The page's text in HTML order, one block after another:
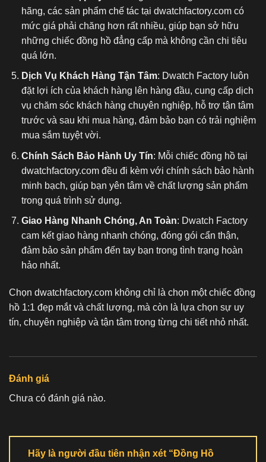
hãng, các sản phẩm chế tác tại dwatchfactory.com có
mức giá phải chăng hơn rất nhiều, giúp bạn sở hữu
những chiếc đồng hồ đẳng cấp mà không cần chi tiêu
quá lớn.
Dịch Vụ Khách Hàng Tận Tâm: Dwatch Factory luôn
đặt lợi ích của khách hàng lên hàng đầu, cung cấp dịch
vụ chăm sóc khách hàng chuyên nghiệp, hỗ trợ tận tâm
trước và sau khi mua hàng, đảm bảo bạn có trải nghiệm
mua sắm tuyệt vời.
Chính Sách Bảo Hành Uy Tín: Mỗi chiếc đồng hồ tại
dwatchfactory.com đều đi kèm với chính sách bảo hành
minh bạch, giúp bạn yên tâm về chất lượng sản phẩm
trong quá trình sử dụng.
Giao Hàng Nhanh Chóng, An Toàn: Dwatch Factory
cam kết giao hàng nhanh chóng, đóng gói cẩn thận,
đảm bảo sản phẩm đến tay bạn trong tình trạng hoàn
hảo nhất.
Chọn dwatchfactory.com không chỉ là chọn một chiếc đồng
hồ 1:1 đẹp mắt và chất lượng, mà còn là lựa chọn sự uy
tín, chuyên nghiệp và tận tâm trong từng chi tiết nhỏ nhất.
Đánh giá
Chưa có đánh giá nào.
Hãy là người đầu tiên nhận xét “Đồng Hồ